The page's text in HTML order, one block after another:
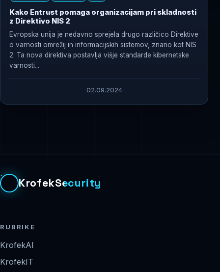
Kako Entrust pomaga organizacijam pri skladnosti
z Direktivo NIS 2
Evropska unija je nedavno sprejela drugo različico Direktive
o varnosti omrežij in informacijskih sistemov, znano kot NIS
2. Ta nova direktiva postavlja višje standarde kibernetske
varnosti...
02.09.2024
KrofekSecurity
RUBRIKE
KrofekAI
KrofekIT